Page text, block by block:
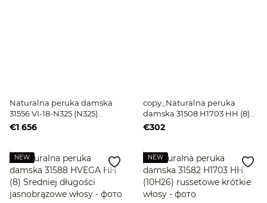
Naturalna peruka damska
31556 VI-18-N325 (N325)
Jasnobrązowe długie włosy
€1 656
copy_Naturalna peruka
damska 31508 H1703 HH (8)
russetowe krótkie włosy
€302
NEW NEW